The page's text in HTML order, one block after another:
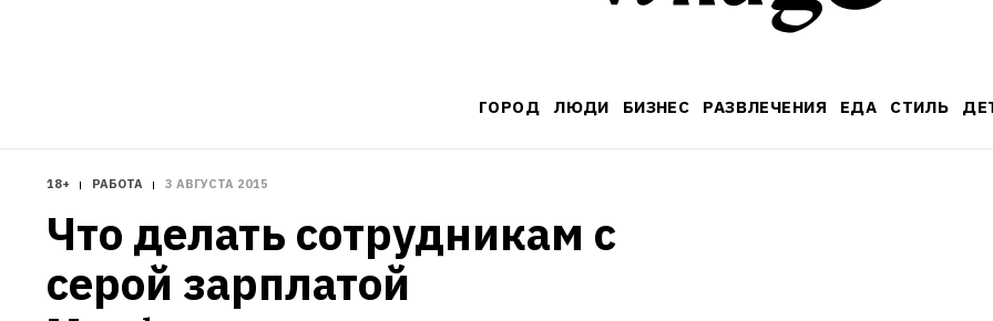
ГОРОД ЛЮДИ БИЗНЕС РАЗВЛЕЧЕНИЯ ЕДА СТИЛЬ
18+ РАБОТА 3 АВГУСТА 2015
Что делать сотрудникам с
серой зарплатой